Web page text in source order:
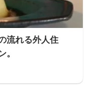
流れる外人住
。